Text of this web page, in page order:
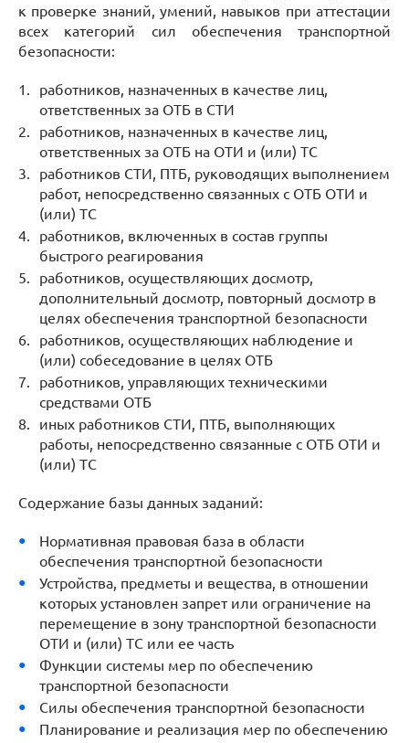
к проверке знаний, умений, навыков при аттестации
всех категорий сил обеспечения транспортной
безопасности:
работников, назначенных в качестве лиц,
ответственных за ОТБ в СТИ
работников, назначенных в качестве лиц,
ответственных за ОТБ на ОТИ и (или) ТС
работников СТИ, ПТБ, руководящих выполнением
работ, непосредственно связанных с ОТБ ОТИ и
(или) ТС
работников, включенных в состав группы
быстрого реагирования
работников, осуществляющих досмотр,
дополнительный досмотр, повторный досмотр в
целях обеспечения транспортной безопасности
работников, осуществляющих наблюдение и
(или) собеседование в целях ОТБ
работников, управляющих техническими
средствами ОТБ
иных работников СТИ, ПТБ, выполняющих
работы, непосредственно связанные с ОТБ ОТИ и
(или) ТС
Содержание базы данных заданий:
Нормативная правовая база в области
обеспечения транспортной безопасности
Устройства, предметы и вещества, в отношении
которых установлен запрет или ограничение на
перемещение в зону транспортной безопасности
ОТИ и (или) ТС или ее часть
Функции системы мер по обеспечению
транспортной безопасности
Силы обеспечения транспортной безопасности
Планирование и реализация мер по обеспечению